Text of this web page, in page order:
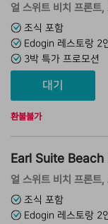
얼 스위트 비치 프론트
조식 포함
Edogin 레스토랑 2
3박 특가 프로모션
환불불가
Earl Suite Beach
얼 스위트 비치 프론트
조식 포함
Edogin 레스토랑 2